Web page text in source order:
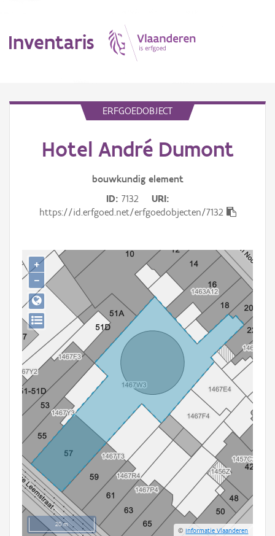
Inventaris
Erfgoedobject
Gebeurtenis
Persoon of collectief
Downloads
Hergebruik
Aanmelden
ERFGOEDOBJECT
Hotel André Dumont
bouwkundig element
ID 7132
URI
https://id.erfgoed.net/erfgoedobjecten/7132
20 m
©Informatie Vlaanderen
+
−